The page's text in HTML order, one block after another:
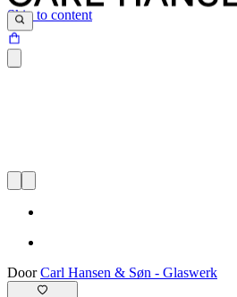
Skip to content
DoorCarl Hansen & Søn - Glaswerk